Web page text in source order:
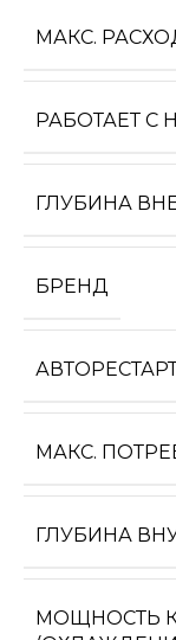
МАКС.
РАБОТАЕТ С
ГЛУБИНА
БРЕНД
МАКС.
ГЛУБИНА
МОЩНОСТЬ